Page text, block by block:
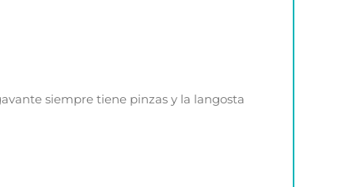
siempre tiene pinzas y la langosta